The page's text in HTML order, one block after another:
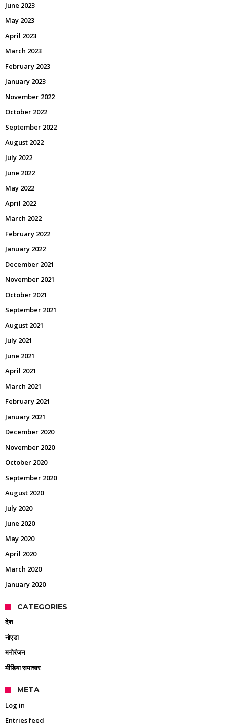
June 2023
May 2023
April 2023
March 2023
February 2023
January 2023
November 2022
October 2022
September 2022
August 2022
July 2022
June 2022
May 2022
April 2022
March 2022
February 2022
January 2022
December 2021
November 2021
October 2021
September 2021
August 2021
July 2021
June 2021
April 2021
March 2021
February 2021
January 2021
December 2020
November 2020
October 2020
September 2020
August 2020
July 2020
June 2020
May 2020
April 2020
March 2020
January 2020
CATEGORIES
देश
नोएडा
मनोरंजन
मीडिया समाचार
META
Log in
Entries feed